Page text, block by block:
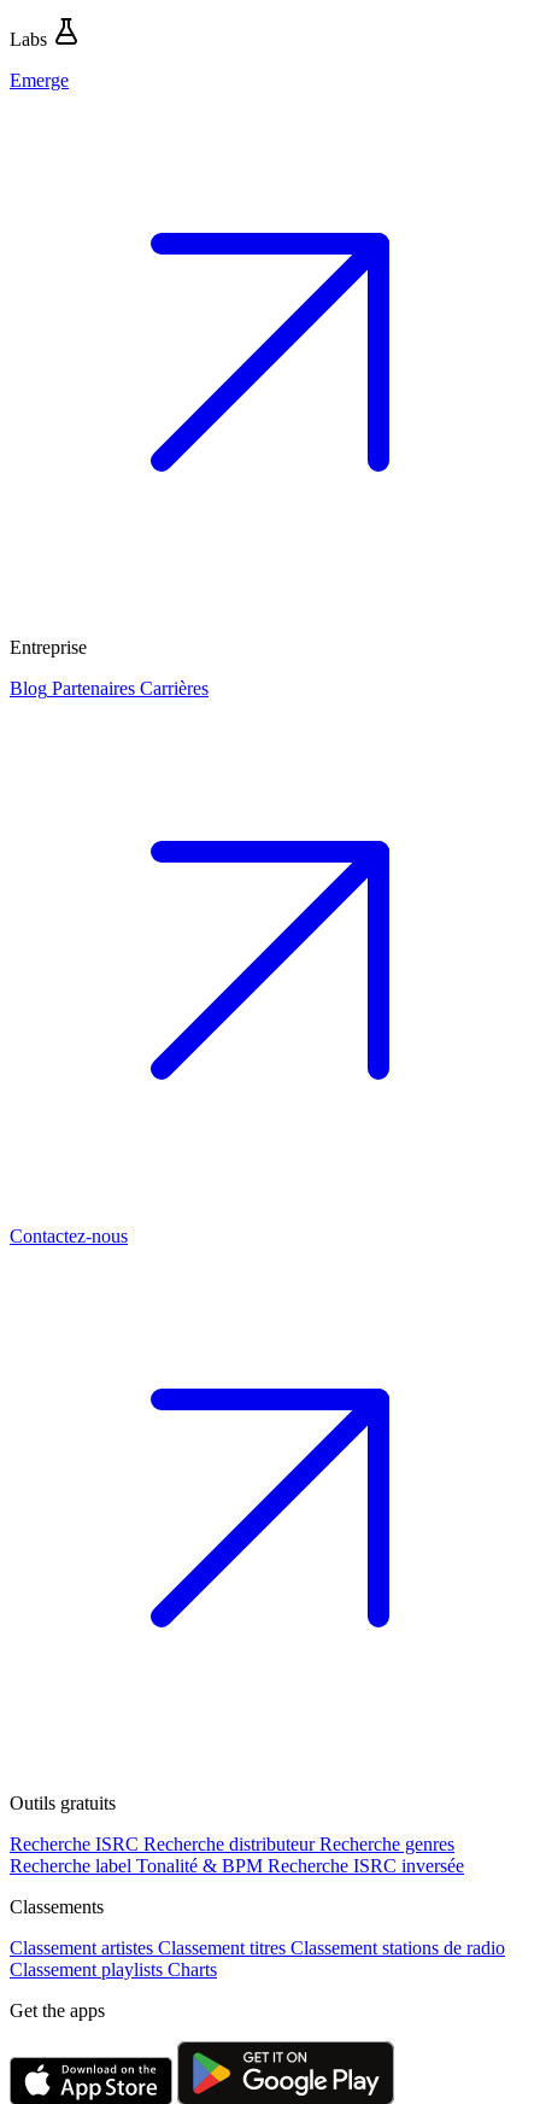
Labs
Emerge
Entreprise
Blog Partenaires Carrières
Contactez-nous
Outils gratuits
Recherche ISRC Recherche distributeur Recherche genres
Recherche label Tonalité & BPM Recherche ISRC inversée
Classements
Classement artistes Classement titres Classement stations de radio
Classement playlists Charts
Get the apps